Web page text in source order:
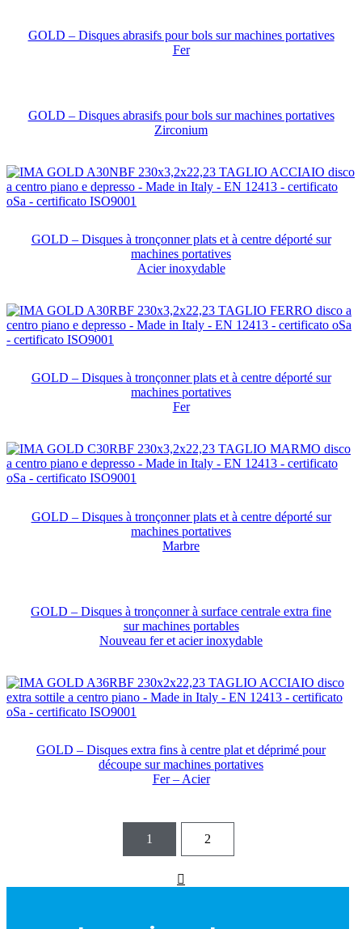
GOLD – Disques abrasifs pour bols sur machines portatives
Fer
GOLD – Disques abrasifs pour bols sur machines portatives
Zirconium
GOLD – Disques à tronçonner plats et à centre déporté sur
machines portatives
Acier inoxydable
GOLD – Disques à tronçonner plats et à centre déporté sur
machines portatives
Fer
GOLD – Disques à tronçonner plats et à centre déporté sur
machines portatives
Marbre
GOLD – Disques à tronçonner à surface centrale extra fine
sur machines portables
Nouveau fer et acier inoxydable
GOLD – Disques extra fins à centre plat et déprimé pour
découpe sur machines portatives
Fer – Acier
1 2